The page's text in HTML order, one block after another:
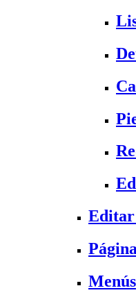
Editar
Menús